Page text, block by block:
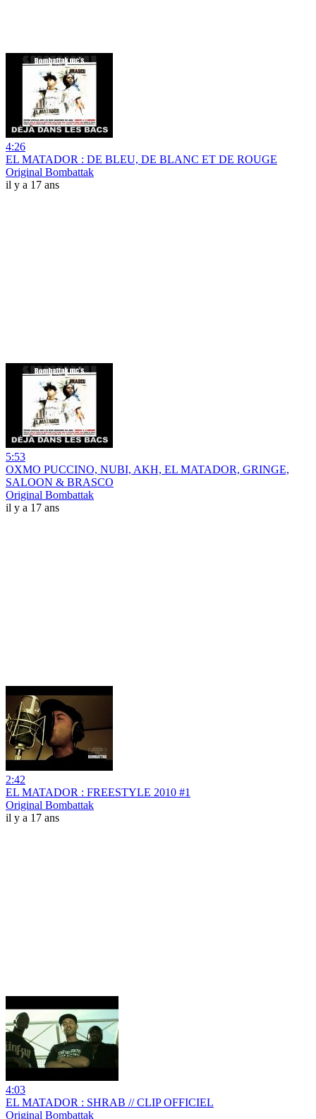
4:26
EL MATADOR : DE BLEU, DE BLANC ET DE ROUGE
Original Bombattak
il y a 17 ans
5:53
OXMO PUCCINO, NUBI, AKH, EL MATADOR, GRINGE,
SALOON & BRASCO
Original Bombattak
il y a 17 ans
2:42
EL MATADOR : FREESTYLE 2010 #1
Original Bombattak
il y a 17 ans
4:03
EL MATADOR : SHRAB // CLIP OFFICIEL
Original Bombattak